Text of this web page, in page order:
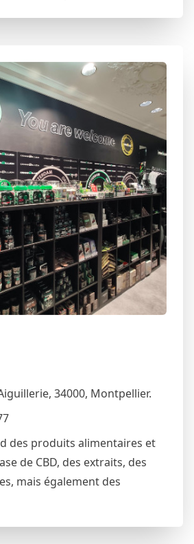
, 34000, Montpellier.
des produits alimentaires et
de CBD, des extraits, des
mais également des